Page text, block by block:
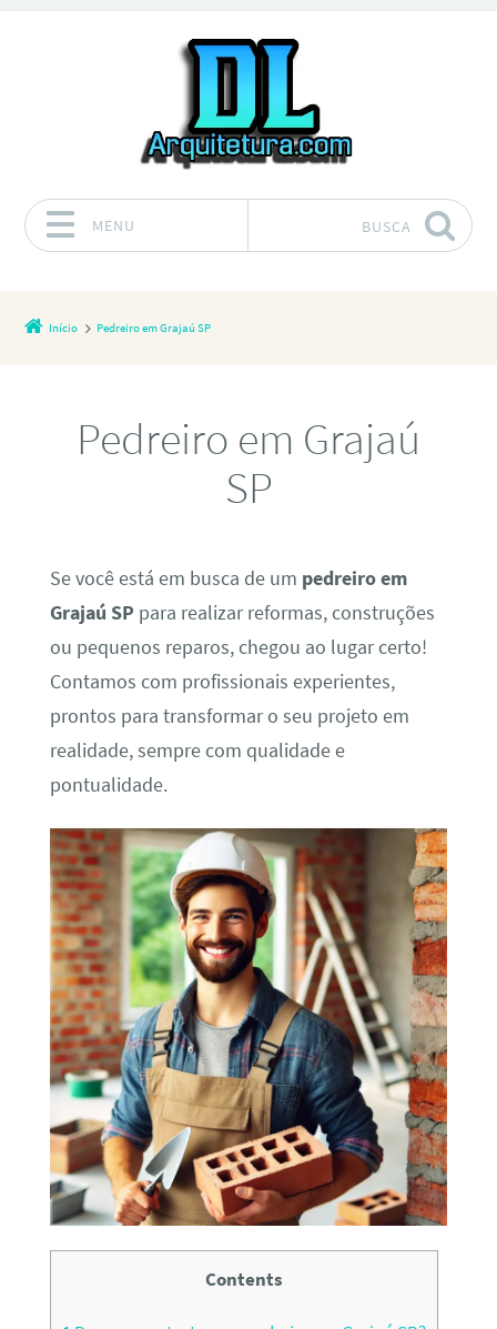
MENU BUSCA
Início Pedreiro em Grajaú SP
Pedreiro em Grajaú
SP
Se você está em busca de um pedreiro em
Grajaú SP para realizar reformas, construções
ou pequenos reparos, chegou ao lugar certo!
Contamos com profissionais experientes,
prontos para transformar o seu projeto em
realidade, sempre com qualidade e
pontualidade.
Contents